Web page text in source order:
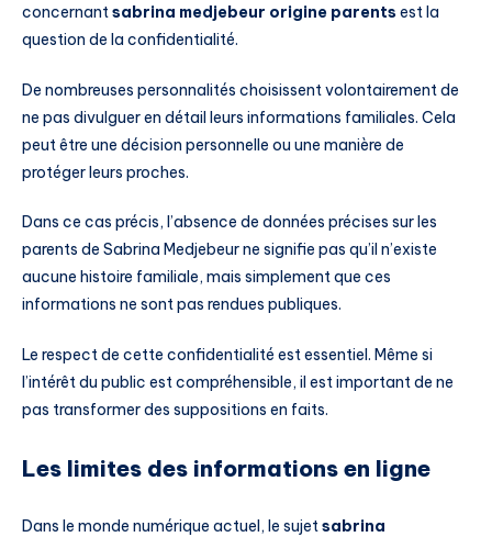
concernantsabrina medjebeur origine parents est la
question de la confidentialité.
De nombreuses personnalités choisissent volontairement de
ne pas divulguer en détail leurs informations familiales. Cela
peut être une décision personnelle ou une manière de
protéger leurs proches.
Dans ce cas précis, l’absence de données précises sur les
parents de Sabrina Medjebeur ne signifie pas qu’il n’existe
aucune histoire familiale, mais simplement que ces
informations ne sont pas rendues publiques.
Le respect de cette confidentialité est essentiel. Même si
l’intérêt du public est compréhensible, il est important de ne
pas transformer des suppositions en faits.
Les limites des informations en ligne
Dans le monde numérique actuel, le sujetsabrina